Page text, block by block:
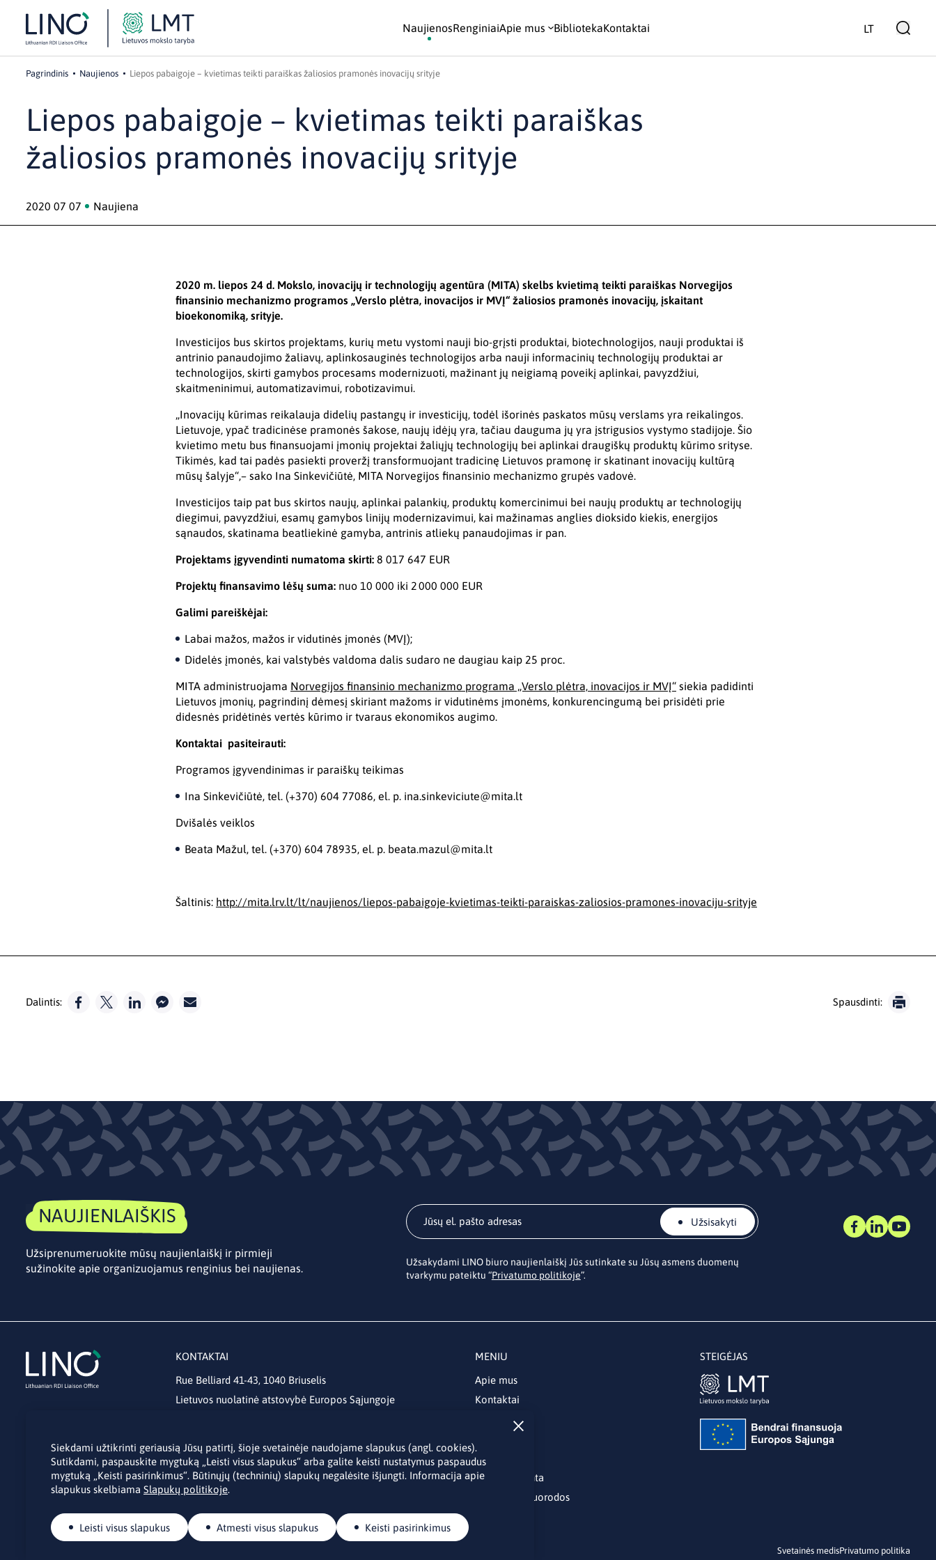
NaujienosRenginiaiApie mus BibliotekaKontaktai LT
Pagrindinis Naujienos Liepos pabaigoje – kvietimas teikti paraiškas žaliosios pramonės inovacijų srityje
Liepos pabaigoje – kvietimas teikti paraiškas
žaliosios pramonės inovacijų srityje
2020 07 07 Naujiena
2020 m. liepos 24 d. Mokslo, inovacijų ir technologijų agentūra (MITA) skelbs kvietimą teikti paraiškas Norvegijos
finansinio mechanizmo programos „Verslo plėtra, inovacijos ir MVĮ“ žaliosios pramonės inovacijų, įskaitant
bioekonomiką, srityje.
Investicijos bus skirtos projektams, kurių metu vystomi nauji bio-grįsti produktai, biotechnologijos, nauji produktai iš
antrinio panaudojimo žaliavų, aplinkosauginės technologijos arba nauji informacinių technologijų produktai ar
technologijos, skirti gamybos procesams modernizuoti, mažinant jų neigiamą poveikį aplinkai, pavyzdžiui,
skaitmeninimui, automatizavimui, robotizavimui.
„Inovacijų kūrimas reikalauja didelių pastangų ir investicijų, todėl išorinės paskatos mūsų verslams yra reikalingos.
Lietuvoje, ypač tradicinėse pramonės šakose, naujų idėjų yra, tačiau dauguma jų yra įstrigusios vystymo stadijoje. Šio
kvietimo metu bus finansuojami įmonių projektai žaliųjų technologijų bei aplinkai draugiškų produktų kūrimo srityse.
Tikimės, kad tai padės pasiekti proveržį transformuojant tradicinę Lietuvos pramonę ir skatinant inovacijų kultūrą
mūsų šalyje“,– sako Ina Sinkevičiūtė, MITA Norvegijos finansinio mechanizmo grupės vadovė.
Investicijos taip pat bus skirtos naujų, aplinkai palankių, produktų komercinimui bei naujų produktų ar technologijų
diegimui, pavyzdžiui, esamų gamybos linijų modernizavimui, kai mažinamas anglies dioksido kiekis, energijos
sąnaudos, skatinama beatliekinė gamyba, antrinis atliekų panaudojimas ir pan.
Projektams įgyvendinti numatoma skirti: 8 017 647 EUR
Projektų finansavimo lėšų suma: nuo 10 000 iki 2 000 000 EUR
Galimi pareiškėjai:
Labai mažos, mažos ir vidutinės įmonės (MVĮ);
Didelės įmonės, kai valstybės valdoma dalis sudaro ne daugiau kaip 25 proc.
MITA administruojama Norvegijos finansinio mechanizmo programa „Verslo plėtra, inovacijos ir MVĮ“ siekia padidinti
Lietuvos įmonių, pagrindinį dėmesį skiriant mažoms ir vidutinėms įmonėms, konkurencingumą bei prisidėti prie
didesnės pridėtinės vertės kūrimo ir tvaraus ekonomikos augimo.
Kontaktai pasiteirauti:
Programos įgyvendinimas ir paraiškų teikimas
Ina Sinkevičiūtė, tel. (+370) 604 77086, el. p. ina.sinkeviciute@mita.lt
Dvišalės veiklos
Beata Mažul, tel. (+370) 604 78935, el. p. beata.mazul@mita.lt
Šaltinis: http://mita.lrv.lt/lt/naujienos/liepos-pabaigoje-kvietimas-teikti-paraiskas-zaliosios-pramones-inovaciju-srityje
Dalintis: Spausdinti:
NAUJIENLAIŠKIS
Užsiprenumeruokite mūsų naujienlaiškį ir pirmieji
sužinokite apie organizuojamus renginius bei naujienas.
Užsisakyti
Užsakydami LINO biuro naujienlaiškį Jūs sutinkate su Jūsų asmens duomenų
tvarkymu pateiktu “Privatumo politikoje”.
KONTAKTAI
Rue Belliard 41-43, 1040 Briuselis
Lietuvos nuolatinė atstovybė Europos Sąjungoje
MENIU
Apie mus
Kontaktai
Naujienos
Biblioteka
Skelbimų lenta
Naudingos nuorodos
STEIGĖJAS
Svetainės medisPrivatumo politika
Siekdami užtikrinti geriausią Jūsų patirtį, šioje svetainėje naudojame slapukus (angl. cookies).
Sutikdami, paspauskite mygtuką „Leisti visus slapukus“ arba galite keisti nustatymus paspaudus
mygtuką „Keisti pasirinkimus“. Būtinųjų (techninių) slapukų negalėsite išjungti. Informacija apie
slapukus skelbiama Slapukų politikoje.
Leisti visus slapukus Atmesti visus slapukus Keisti pasirinkimus